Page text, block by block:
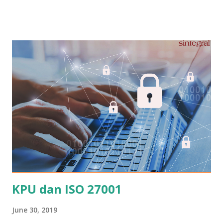
masing-masing. Ada contoh kriteria penilaian auditor
internal yang bisa digunakan. Contoh ini sumbangan dari
seoarang anggota group QualityClub, forum ISO melalui
Whatsapp group. Dokumen bisa di-download. Cara
download mudah, klik blog QualityClub , lalu klik Arsip , f ile
nomor 48 (Poin Penilaian Auditor internal, file pdf). Baca
juga: Sepuluh Kendala Audit Internal
KPU dan ISO 27001
June 30, 2019